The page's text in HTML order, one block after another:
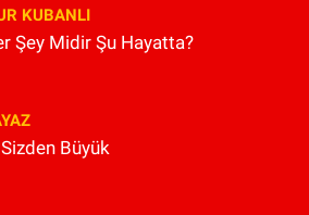
KUBANLI
Şey Midir Şu Hayatta?
Büyük